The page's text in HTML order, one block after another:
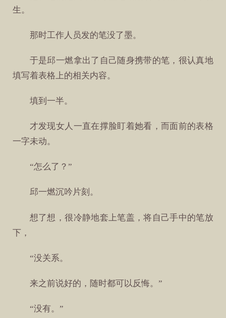
生。
那时工作人员发的笔没了墨。
于是邱一燃拿出了自己随身携带的笔，很认真地
填写着表格上的相关内容。
填到一半。
才发现女人一直在撑脸盯着她看，而面前的表格
一字未动。
“怎么了？”
邱一燃沉吟片刻。
想了想，很冷静地套上笔盖，将自己手中的笔放
下，
“没关系。
来之前说好的，随时都可以反悔。”
“没有。”